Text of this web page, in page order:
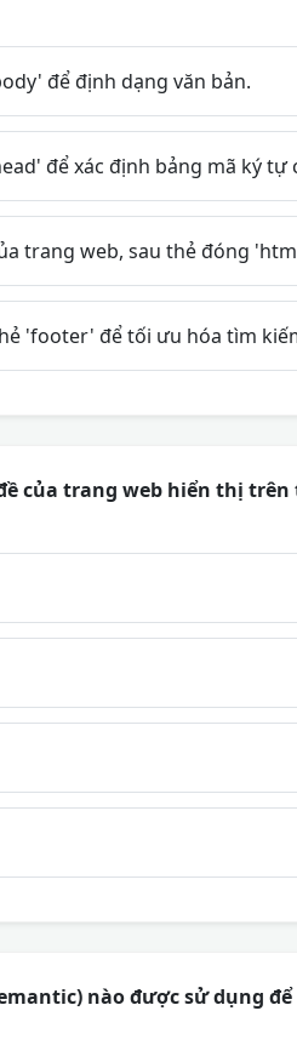
để định dạng văn bản.
để xác định bảng mã ký tự
trang web, sau thẻ đóng
'footer' để tối ưu hóa tìm
của trang web hiển thị
nào được sử dụng